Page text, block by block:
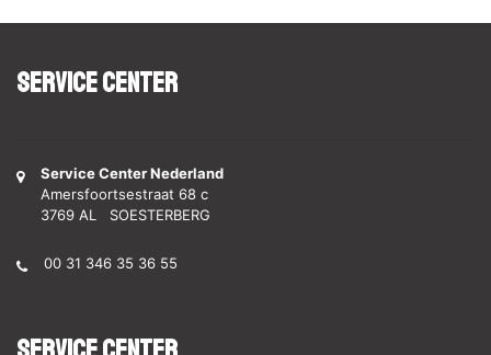
Service Center
Service Center Nederland
Amersfoortsestraat 68 c
3769 AL SOESTERBERG
00 31 346 35 36 55